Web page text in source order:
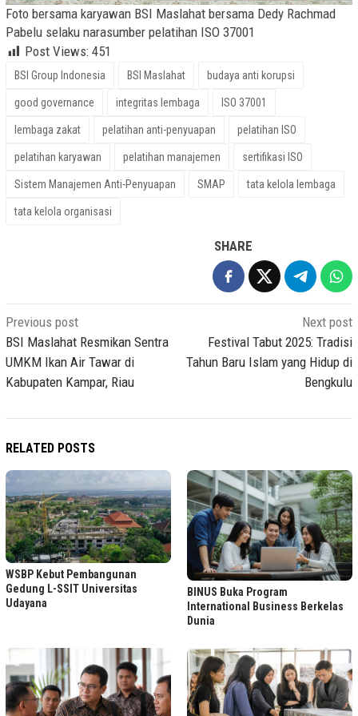
Foto bersama karyawan BSI Maslahat bersama Dedy Rachmad
Pabelu selaku narasumber pelatihan ISO 37001
Post Views: 451
BSI Group Indonesia BSI Maslahat budaya anti korupsi
good governance integritas lembaga ISO 37001
lembaga zakat pelatihan anti-penyuapan pelatihan ISO
pelatihan karyawan pelatihan manajemen sertifikasi ISO
Sistem Manajemen Anti-Penyuapan SMAP tata kelola lembaga
tata kelola organisasi
SHARE
Post
navigation
Previous post
BSI Maslahat Resmikan Sentra
UMKM Ikan Air Tawar di
Kabupaten Kampar, Riau
Next post
Festival Tabut 2025: Tradisi
Tahun Baru Islam yang Hidup di
Bengkulu
RELATED POSTS
WSBP Kebut Pembangunan
Gedung L-SSIT Universitas
Udayana
BINUS Buka Program
International Business Berkelas
Dunia